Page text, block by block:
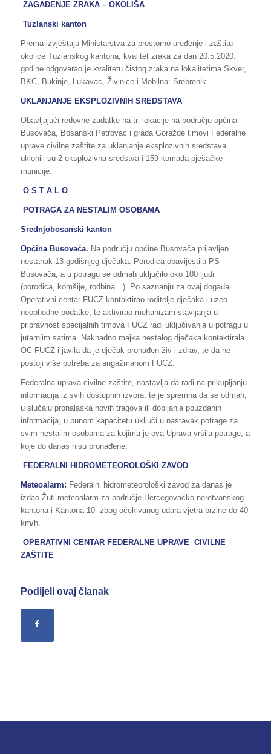
ZAGAĐENJE ZRAKA – OKOLIŠA
Tuzlanski kanton
Prema izvještaju Ministarstva za prostorno uređenje i zaštitu
okolice Tuzlanskog kantona, kvalitet zraka za dan 20.5.2020.
godine odgovarao je kvalitetu čistog zraka na lokalitetima Skver,
BKC, Bukinje, Lukavac, Živinice i Mobilna: Srebrenik.
UKLANJANJE EKSPLOZIVNIH SREDSTAVA
Obavljajući redovne zadatke na tri lokacije na području općina
Busovača, Bosanski Petrovac i grada Goražde timovi Federalne
uprave civilne zaštite za uklanjanje eksplozivnih sredstava
uklonili su 2 eksplozivna sredstva i 159 komada pješačke
municije.
O S T A L O
POTRAGA ZA NESTALIM OSOBAMA
Srednjobosanski kanton
Općina Busovača. Na području općine Busovača prijavljen
nestanak 13-godišnjeg dječaka. Porodica obavijestila PS
Busovača, a u potragu se odmah uključilo oko 100 ljudi
(porodica, komšije, rodbina…). Po saznanju za ovaj događaj
Operativni centar FUCZ kontaktirao roditelje dječaka i uzeo
neophodne podatke, te aktivirao mehanizam stavljanja u
pripravnost specijalnih timova FUCZ radi uključivanja u potragu u
jutarnjim satima. Naknadno majka nestalog dječaka kontaktirala
OC FUCZ i javila da je dječak pronađen živ i zdrav, te da ne
postoji više potreba za angažmanom FUCZ.
Federalna uprava civilne zaštite, nastavlja da radi na prikupljanju
informacija iz svih dostupnih izvora, te je spremna da se odmah,
u slučaju pronalaska novih tragova ili dobijanja pouzdanih
informacija, u punom kapacitetu uključi u nastavak potrage za
svim nestalim osobama za kojima je ova Uprava vršila potrage, a
koje do danas nisu pronađene.
FEDERALNI HIDROMETEOROLOŠKI ZAVOD
Meteoalarm: Federalni hidrometeorološki zavod za danas je
izdao Žuti meteoalarm za područje Hercegovačko-neretvanskog
kantona i Kantona 10 zbog očekivanog udara vjetra brzine do 40
km/h.
OPERATIVNI CENTAR FEDERALNE UPRAVE CIVILNE
ZAŠTITE
Podijeli ovaj članak